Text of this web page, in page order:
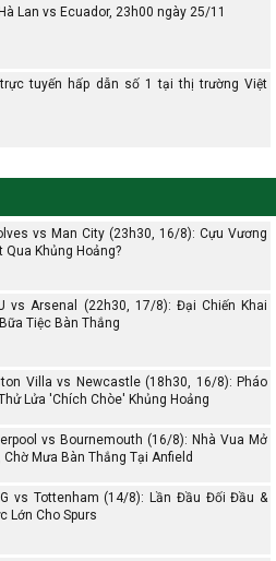
Lan vs Ecuador, 23h00 ngày 25/11
tuyến hấp dẫn số 1 tại thị trường Việt
vs Man City (23h30, 16/8): Cựu Vương
Qua Khủng Hoảng?
vs Arsenal (22h30, 17/8): Đại Chiến Khai
Tiệc Bàn Thắng
Villa vs Newcastle (18h30, 16/8): Pháo
Lửa 'Chích Chòe' Khủng Hoảng
vs Bournemouth (16/8): Nhà Vua Mở
Chờ Mưa Bàn Thắng Tại Anfield
vs Tottenham (14/8): Lần Đầu Đối Đầu &
Lớn Cho Spurs